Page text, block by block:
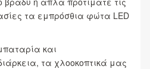
τα εμπρόσθια φώτα LED
και
τα χλοοκοπτικά μας